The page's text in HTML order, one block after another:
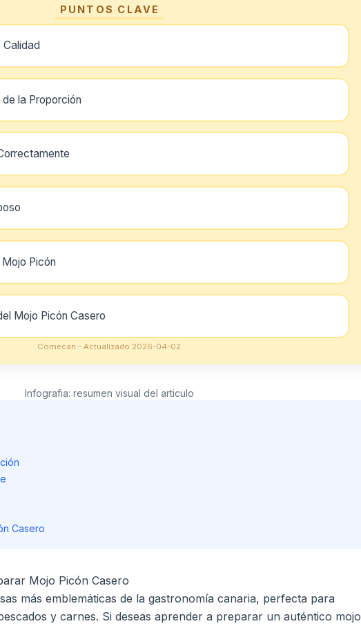
PUNTOS CLAVE
Calidad
la Proporción
Picón
Mojo Picón Casero
Comecan - Actualizado 2026-04-02
Infografia: resumen visual del articulo
Casero
Mojo Picón Casero
más emblemáticas de la gastronomía canaria, perfecta para
y carnes. Si deseas aprender a preparar un auténtico mojo